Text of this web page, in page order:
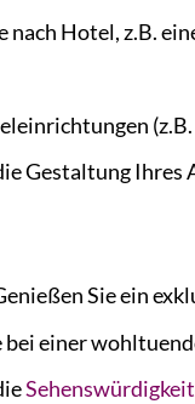
nach Hotel, z.B.
Gestaltung Ihres
Sie ein
bei einer